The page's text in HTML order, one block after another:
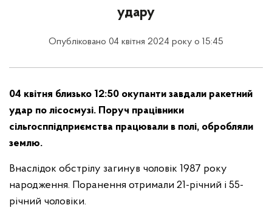
удару
Опубліковано 04 квітня 2024 року о 15:45
04 квітня близько 12:50 окупанти завдали ракетний
удар по лісосмузі. Поруч працівники
сільгосппідприємства працювали в полі, обробляли
землю.
Внаслідок обстрілу загинув чоловік 1987 року
народження. Поранення отримали 21-річний і 55-
річний чоловіки.